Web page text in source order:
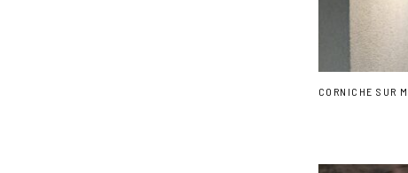
CORNICHE SUR